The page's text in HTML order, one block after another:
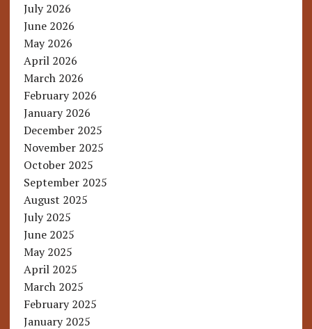
July 2026
June 2026
May 2026
April 2026
March 2026
February 2026
January 2026
December 2025
November 2025
October 2025
September 2025
August 2025
July 2025
June 2025
May 2025
April 2025
March 2025
February 2025
January 2025